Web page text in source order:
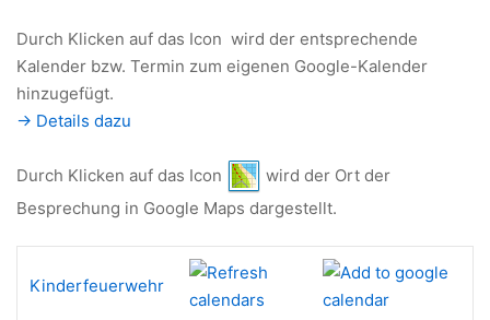
Durch Klicken auf das Icon wird der entsprechende
Kalender bzw. Termin zum eigenen Google-Kalender
hinzugefügt.
-> Details dazu
Durch Klicken auf das Icon
wird der Ort der
Besprechung in Google Maps dargestellt.
Kinderfeuerwehr